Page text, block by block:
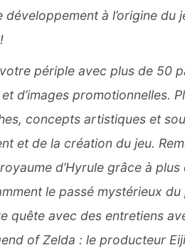
développement à l’origine du
périple avec plus de 50
d’images promotionnelles.
concepts artistiques et
et de la création du jeu.
d’Hyrule grâce à
le passé mystérieux du
quête avec des entretiens
of Zelda : le producteur